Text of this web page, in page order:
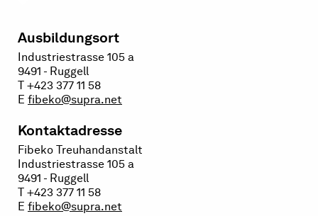
Ausbildungsort
Industriestrasse 105 a
9491 - Ruggell
T +423 377 11 58
E fibeko@supra.net
Kontaktadresse
Fibeko Treuhandanstalt
Industriestrasse 105 a
9491 - Ruggell
T +423 377 11 58
E fibeko@supra.net